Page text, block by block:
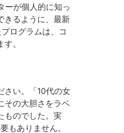
ーが個人的に知っ
きるように、最新
ログラムは、コ
。
さい。「10代の女
その大胆さをラベ
ものでした。実
もありません。